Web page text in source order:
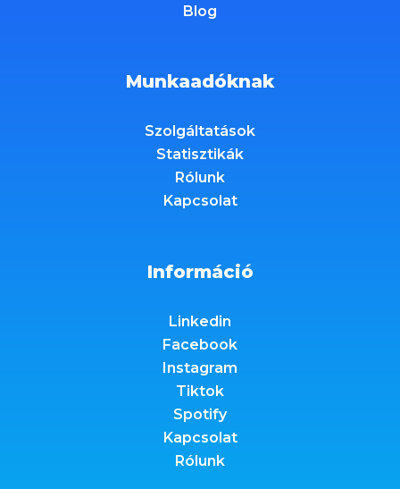
Blog
Munkaadóknak
Szolgáltatások
Statisztikák
Rólunk
Kapcsolat
Információ
Linkedin
Facebook
Instagram
Tiktok
Spotify
Kapcsolat
Rólunk